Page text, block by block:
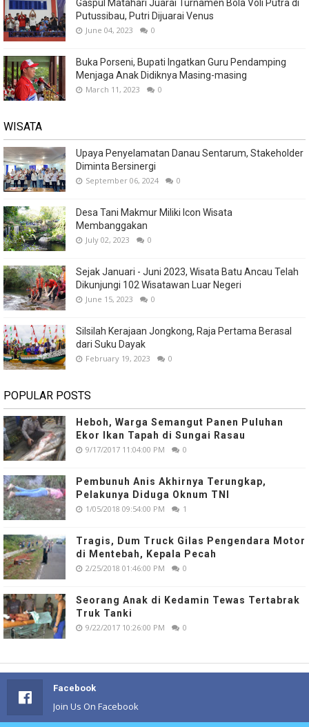
Gaspul Matahari Juarai Turnamen Bola Voli Putra di
Putussibau, Putri Dijuarai Venus
June 04, 2023 0
Buka Porseni, Bupati Ingatkan Guru Pendamping
Menjaga Anak Didiknya Masing-masing
March 11, 2023 0
WISATA
Upaya Penyelamatan Danau Sentarum, Stakeholder
Diminta Bersinergi
September 06, 2024 0
Desa Tani Makmur Miliki Icon Wisata
Membanggakan
July 02, 2023 0
Sejak Januari - Juni 2023, Wisata Batu Ancau Telah
Dikunjungi 102 Wisatawan Luar Negeri
June 15, 2023 0
Silsilah Kerajaan Jongkong, Raja Pertama Berasal
dari Suku Dayak
February 19, 2023 0
POPULAR POSTS
Heboh, Warga Semangut Panen Puluhan
Ekor Ikan Tapah di Sungai Rasau
9/17/2017 11:04:00 PM 0
Pembunuh Anis Akhirnya Terungkap,
Pelakunya Diduga Oknum TNI
1/05/2018 09:54:00 PM 1
Tragis, Dum Truck Gilas Pengendara Motor
di Mentebah, Kepala Pecah
2/25/2018 01:46:00 PM 0
Seorang Anak di Kedamin Tewas Tertabrak
Truk Tanki
9/22/2017 10:26:00 PM 0
Facebook
Join Us On Facebook